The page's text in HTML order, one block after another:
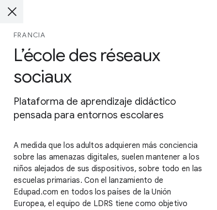
FRANCIA
L’école des réseaux
sociaux
Plataforma de aprendizaje didáctico
pensada para entornos escolares
A medida que los adultos adquieren más conciencia
sobre las amenazas digitales, suelen mantener a los
niños alejados de sus dispositivos, sobre todo en las
escuelas primarias. Con el lanzamiento de
Edupad.com en todos los países de la Unión
Europea, el equipo de LDRS tiene como objetivo